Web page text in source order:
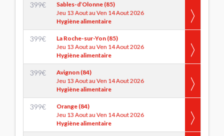
399€
Sables-d’Olonne (85)
Jeu 13 Aout au Ven 14 Aout 2026
Hygiène alimentaire
399€
La Roche-sur-Yon (85)
Jeu 13 Aout au Ven 14 Aout 2026
Hygiène alimentaire
399€
Avignon (84)
Jeu 13 Aout au Ven 14 Aout 2026
Hygiène alimentaire
399€
Orange (84)
Jeu 13 Aout au Ven 14 Aout 2026
Hygiène alimentaire